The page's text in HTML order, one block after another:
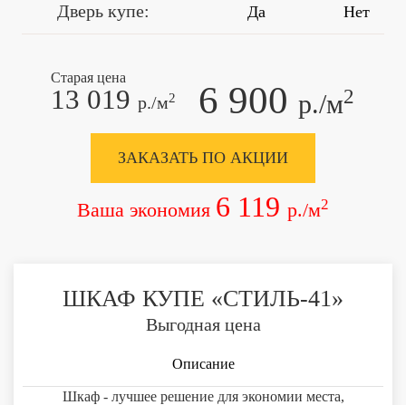
Дверь купе: Да Нет
Старая цена
13 019р./м2 6 900р./м2
ЗАКАЗАТЬ ПО АКЦИИ
Ваша экономия 6 119 р./м2
ШКАФ КУПЕ «СТИЛЬ-41»
Выгодная цена
Описание
Шкаф - лучшее решение для экономии места,